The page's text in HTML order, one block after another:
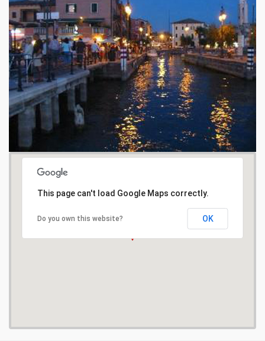
This page can't load Google Maps correctly.
Do you own this website? OK